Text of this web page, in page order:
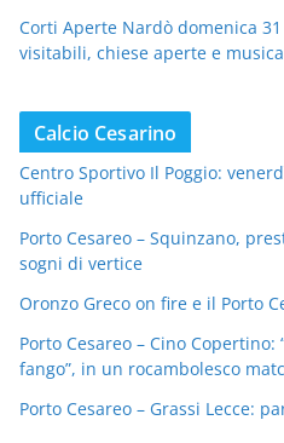
Corti Aperte Nardò domenica
visitabili, chiese aperte e musica
Calcio Cesarino
Centro Sportivo Il Poggio:
ufficiale
Porto Cesareo – Squinzano,
sogni di vertice
Oronzo Greco on fire e il Porto
Porto Cesareo – Cino
fango”, in un rocambolesco
Porto Cesareo – Grassi Lecce: